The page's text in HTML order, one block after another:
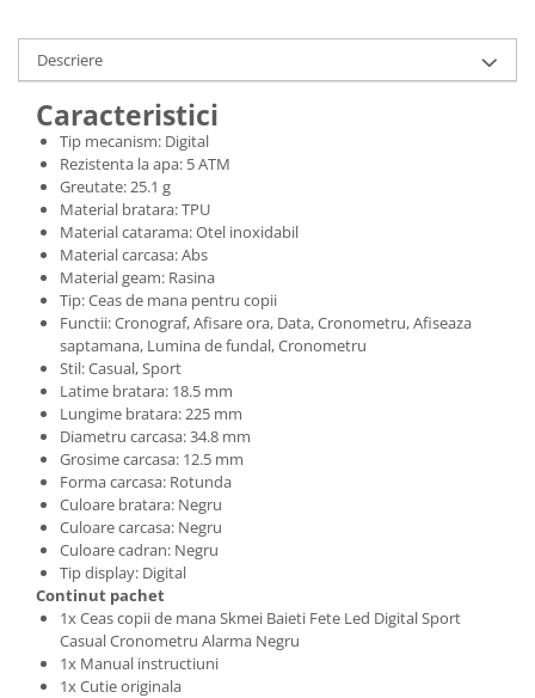
Descriere
Caracteristici
Tip mecanism: Digital
Rezistenta la apa: 5 ATM
Greutate: 25.1 g
Material bratara: TPU
Material catarama: Otel inoxidabil
Material carcasa: Abs
Material geam: Rasina
Tip: Ceas de mana pentru copii
Functii: Cronograf, Afisare ora, Data, Cronometru, Afiseaza
saptamana, Lumina de fundal, Cronometru
Stil: Casual, Sport
Latime bratara: 18.5 mm
Lungime bratara: 225 mm
Diametru carcasa: 34.8 mm
Grosime carcasa: 12.5 mm
Forma carcasa: Rotunda
Culoare bratara: Negru
Culoare carcasa: Negru
Culoare cadran: Negru
Tip display: Digital
Continut pachet
1x Ceas copii de mana Skmei Baieti Fete Led Digital Sport
Casual Cronometru Alarma Negru
1x Manual instructiuni
1x Cutie originala